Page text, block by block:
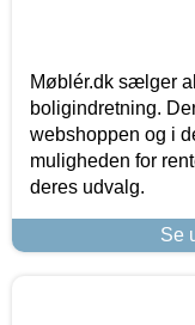
Møblér.dk sælger
boligindretning.
webshoppen og i
muligheden for
deres udvalg.
Se